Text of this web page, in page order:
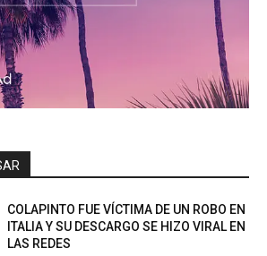
COLAPINTO FUE VÍCTIMA DE UN ROBO EN
ITALIA Y SU DESCARGO SE HIZO VIRAL EN
LAS REDES